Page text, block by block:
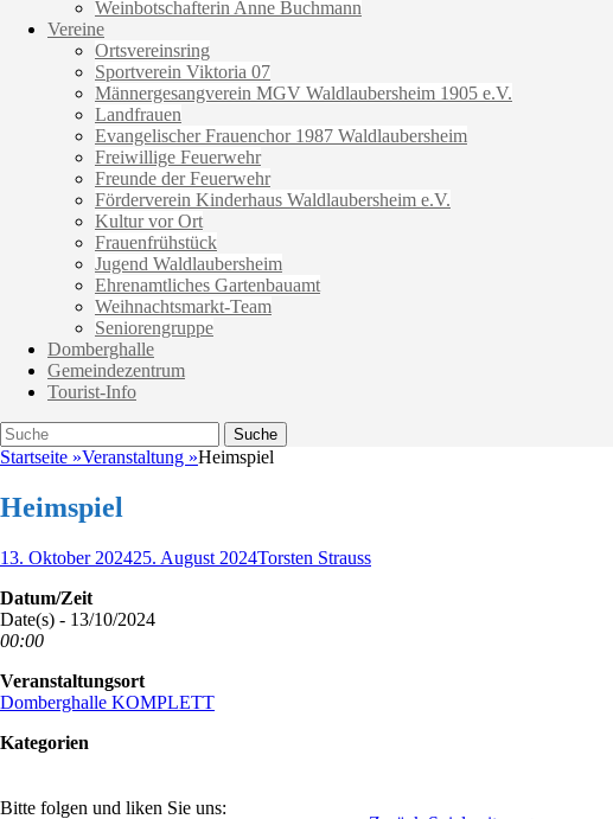
Weinbotschafterin Anne Buchmann
Vereine
Ortsvereinsring
Sportverein Viktoria 07
Männergesangverein MGV Waldlaubersheim 1905 e.V.
Landfrauen
Evangelischer Frauenchor 1987 Waldlaubersheim
Freiwillige Feuerwehr
Freunde der Feuerwehr
Förderverein Kinderhaus Waldlaubersheim e.V.
Kultur vor Ort
Frauenfrühstück
Jugend Waldlaubersheim
Ehrenamtliches Gartenbauamt
Weihnachtsmarkt-Team
Seniorengruppe
Domberghalle
Gemeindezentrum
Tourist-Info
Suche
Suche
nach:
Startseite »Veranstaltung »Heimspiel
Heimspiel
Veröffentlicht
13. Oktober 202425. August 2024Autor
Torsten Strauss
Datum/Zeit
Date(s) - 13/10/2024
00:00
Veranstaltungsort
Domberghalle KOMPLETT
Kategorien
Bitte folgen und liken Sie uns: